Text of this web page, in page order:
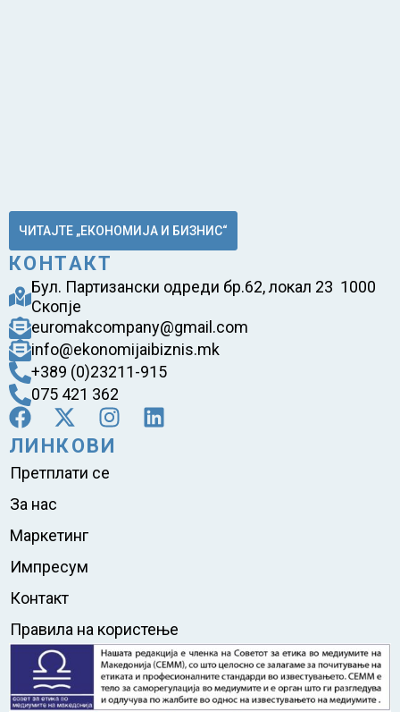
ЧИТАЈТЕ „ЕКОНОМИЈА И БИЗНИС“
КОНТАКТ
Бул. Партизански одреди бр.62, локал 23 1000
Скопје
euromakcompany@gmail.com
info@ekonomijaibiznis.mk
+389 (0)23211-915
075 421 362
ЛИНКОВИ
Претплати се
За нас
Маркетинг
Импресум
Контакт
Правила на користење